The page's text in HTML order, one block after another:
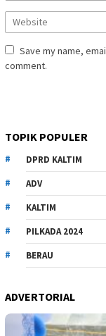
Save my name,
comment.
TOPIK POPULER
DPRD KALTIM
ADV
KALTIM
PILKADA 2024
BERAU
ADVERTORIAL